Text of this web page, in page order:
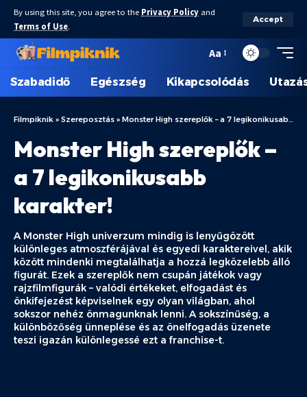
By using this site, you agree to the Privacy Policy and
Terms of Use.
Accept
Aa
Szabadidő Egészség Kikapcsolódás
Filmpiknik » Szereposztás » Monster High szereplők – a 7 legikonikusabb karakter!
Monster High szereplők –
a 7 legikonikusabb
karakter!
A Monster High univerzum mindig is lenyűgözött
különleges atmoszférájával és egyedi karaktereivel, akik
között mindenki megtalálhatja a hozzá legközelebb álló
figurát. Ezek a szereplők nem csupán játékok vagy
rajzfilmfigurák – valódi értékeket, elfogadást és
önkifejezést képviselnek egy olyan világban, ahol
sokszor nehéz önmagunknak lenni. A sokszínűség, a
különbözőség ünneplése és az önelfogadás üzenete
teszi igazán különlegessé ezt a franchise-t.